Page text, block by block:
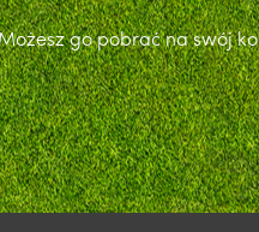
go pobrać na swój